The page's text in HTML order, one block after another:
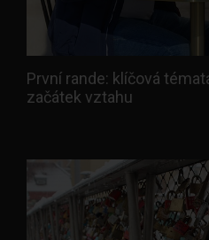
První rande: klíčová
začátek vztahu